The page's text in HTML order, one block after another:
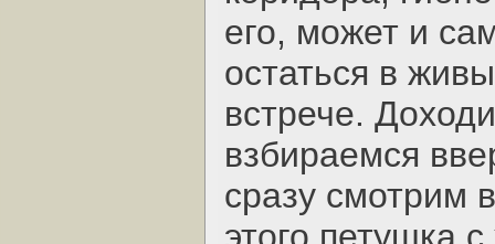
его, может и
остаться в
встрече.
взбираемся
сразу смотрим